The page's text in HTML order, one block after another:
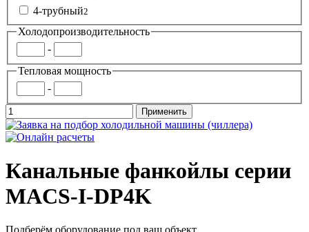
4-трубный2
Холодопроизводительность
-
Тепловая мощность
-
Канальные фанкойлы серии
MACS-I-DP4K